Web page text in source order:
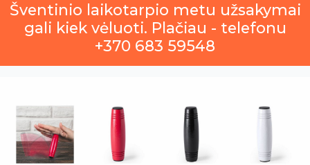
Šventinio laikotarpio metu užsakymai
gali kiek vėluoti. Plačiau - telefonu
+370 683 59548